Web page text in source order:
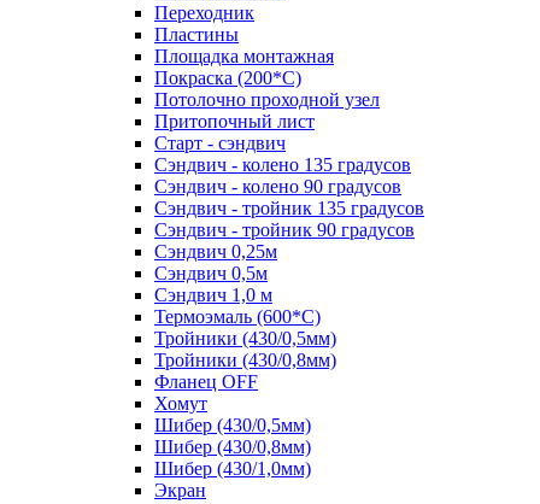
Переходник
Пластины
Площадка монтажная
Покраска (200*С)
Потолочно проходной узел
Притопочный лист
Старт - сэндвич
Сэндвич - колено 135 градусов
Сэндвич - колено 90 градусов
Сэндвич - тройник 135 градусов
Сэндвич - тройник 90 градусов
Сэндвич 0,25м
Сэндвич 0,5м
Сэндвич 1,0 м
Термоэмаль (600*С)
Тройники (430/0,5мм)
Тройники (430/0,8мм)
Фланец OFF
Хомут
Шибер (430/0,5мм)
Шибер (430/0,8мм)
Шибер (430/1,0мм)
Экран